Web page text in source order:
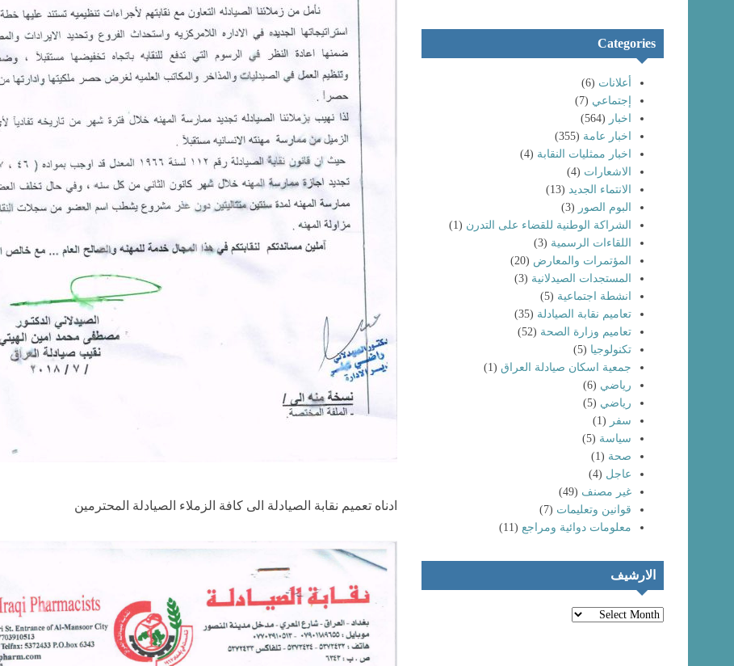
Categories
أعلانات (6)
إجتماعي (7)
اخبار (564)
اخبار عامة (355)
اخبار ممثليات النقابة (4)
الاشعارات (4)
الانتماء الجديد (13)
البوم الصور (3)
الشراكة الوطنية للقضاء على التدرن (1)
اللقاءات الرسمية (3)
المؤتمرات والمعارض (20)
المستجدات الصيدلانية (3)
انشطة اجتماعية (5)
تعاميم نقابة الصيادلة (35)
تعاميم وزارة الصحة (52)
تكنولوجيا (5)
جمعية اسكان صيادلة العراق (1)
رياضي (6)
رياضي (5)
سفر (1)
سياسة (5)
صحة (1)
عاجل (4)
غير مصنف (49)
قوانين وتعليمات (7)
معلومات دوائية ومراجع (11)
الارشيف
الارشيف
ادناه تعميم نقابة الصيادلة الى كافة الزملاء الصيادلة المحترمين
بدأ المؤتمر
يلقيه السيد نقيب
و الصحية و
الثلاثاء المصادف
تظاهرات حاشدة
الصيدلة و المهن
الطبية
انتماء خريجي
كليات الصيدلة
لعام (٢٠٢٤) إلى
نقابة صيادلة